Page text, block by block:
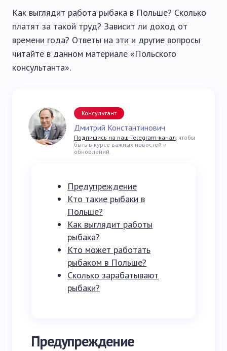
Как выглядит работа рыбака в Польше? Сколько
платят за такой труд? Зависит ли доход от
времени года? Ответы на эти и другие вопросы
читайте в данном материале «Польского
консультанта».
Консультант
Дмитрий Константинович
Подпишись на наш Telegram-канал, чтобы
быть в курсе важных новостей и
обновлений.
Предупреждение
Кто такие рыбаки в
Польше?
Как выглядит работы
рыбака?
Кто может работать
рыбаком в Польше?
Сколько зарабатывают
рыбаки?
Предупреждение